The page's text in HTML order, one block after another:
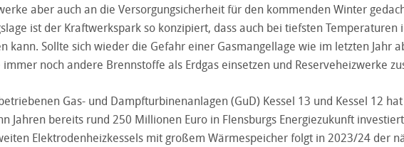
aber auch an die Versorgungsicherheit für den kommenden Winter
ist der Kraftwerkspark so konzipiert, dass auch bei tiefsten Temperaturen
kann. Sollte sich wieder die Gefahr einer Gasmangellage wie im letzten Jahr
noch andere Brennstoffe als Erdgas einsetzen und Reserveheizwerke
Gas- und Dampfturbinenanlagen (GuD) Kessel 13 und Kessel 12
Jahren bereits rund 250 Millionen Euro in Flensburgs Energiezukunft
Elektrodenheizkessels mit großem Wärmespeicher folgt in 2023/24 der